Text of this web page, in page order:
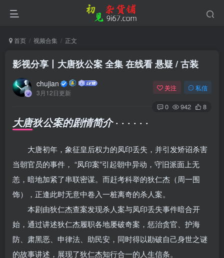
首页 视频合集 正文
影视分享丨大唐狄公案 全集 在线看 悬疑 / 古装
chujian
3月12日更新
关注 私信
0 942 8
大唐狄公案的剧情简介· · · · · ·
大唐初年，象征皇后权力的凤印丢失，并引发矫诏杀害
当朝官员的事件， “凤印案”引起朝中异动，守旧派面上无
恙，暗地加紧了串联密谋。而赶考科举的狄仁杰（周一围
饰），正逢此时无意中卷入一桩离奇的杀人案。
本剧由狄仁杰查案发现杀人案与凤印丢失事件暗合开
始，通过讲述狄仁杰履职各地屡破奇案，惩治贪官、护海
防、肃黑恶、申律法、助民安，同时得以勘破自己身世之谜
的故事讲述，展现了狄仁杰知行合一的人生信条。